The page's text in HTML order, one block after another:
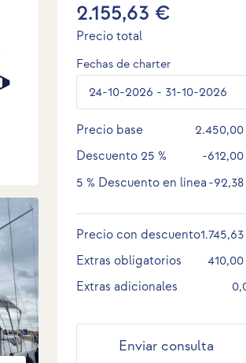
2.155,63 €
Precio total
Fechas de charter
Precio base
Descuento 25 %
-
5 % Descuento en línea -
Precio con descuento
Extras obligatorios
Extras adicionales
Enviar consulta